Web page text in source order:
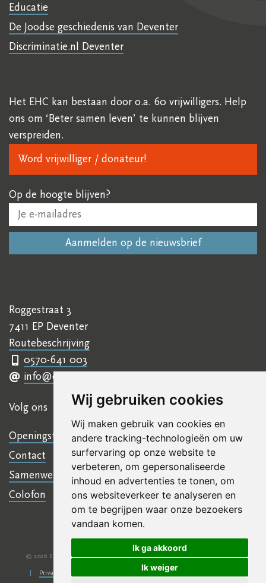
Wij gebruiken cookies
Wij maken gebruik van cookies en
andere tracking-technologieën om uw
surfervaring op onze website te
verbeteren, om gepersonaliseerde
inhoud en advertenties te tonen, om
ons websiteverkeer te analyseren en
om te begrijpen waar onze bezoekers
vandaan komen.
Ik ga akkoord
Ik weiger
Educatie
De Joodse geschiedenis van Deventer
Discriminatie.nl Deventer
Het EHC kan bestaan door o.a. 60 vrijwilligers. Help
ons om ‘Beter samen leven’ te kunnen blijven
verspreiden.
Word vrijwilliger / donateur!
Op de hoogte blijven?
Roggestraat 3
7411 EP Deventer
Routebeschrijving
0570-641 003
info@ettyhillesumcentrum.nl
Volg ons
Openingstijden
Contact
Samenwerkingen
Colofon
© 2026 Etty Hillesum Centrum | Algemene voorwaarden | Disclaimer
Privacy verklaring KVKnr: 41245266 | NL 07 INGB 0006 6761 13